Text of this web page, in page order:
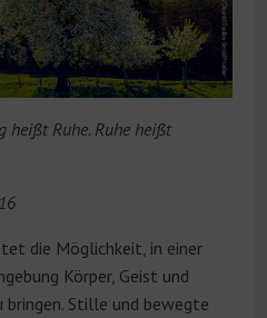
heißt Ruhe. Ruhe heißt
die Möglichkeit, in einer
Körper, Geist und
bringen. Stille und bewegte